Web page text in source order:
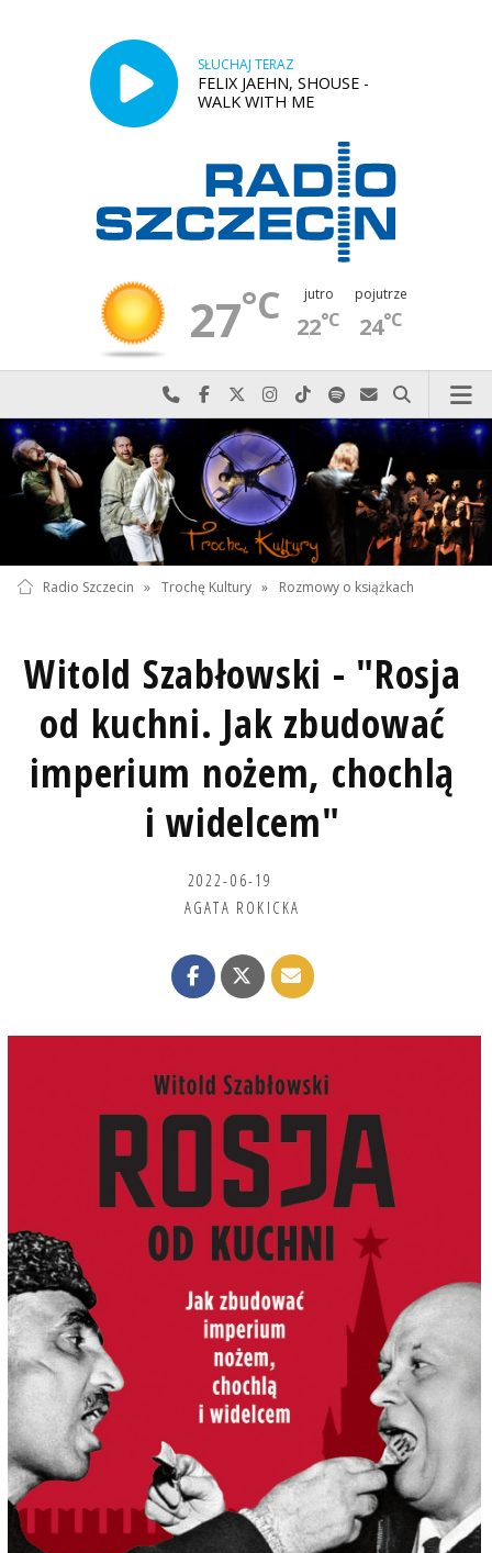
SŁUCHAJ TERAZ
FELIX JAEHN, SHOUSE -
WALK WITH ME
27°C jutro
22°C
pojutrze
24°C
Najlepiej po prostu do nas zadzwoń
Odwiedź nas na Facebook-u
Odwiedź nas na X
Odwiedź nas na Instagram-ie
Odwiedź nas na TikTok-u
Szukaj nas na Spotify
Wyślij do nas
Szukaj
Radio Szczecin » Trochę Kultury » Rozmowy o książkach
Witold Szabłowski - "Rosja
od kuchni. Jak zbudować
imperium nożem, chochlą
i widelcem"
2022-06-19
AGATA ROKICKA